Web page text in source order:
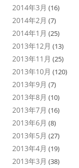
2014年3月 (16)
2014年2月 (7)
2014年1月 (25)
2013年12月 (13)
2013年11月 (25)
2013年10月 (120)
2013年9月 (7)
2013年8月 (10)
2013年7月 (16)
2013年6月 (8)
2013年5月 (27)
2013年4月 (19)
2013年3月 (38)